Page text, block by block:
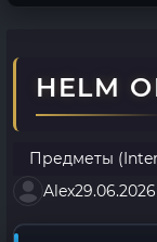
HELM
Предметы
Alex29.06.2026